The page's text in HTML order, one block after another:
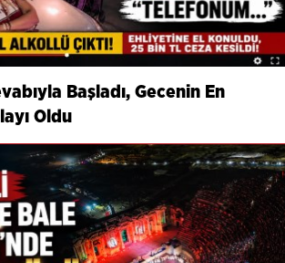
Başladı, Gecenin En
Oldu